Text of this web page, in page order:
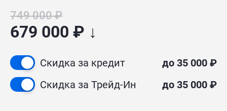
749 000 ₽
679 000 ₽ ↓
Скидка за кредит
до 35 000 ₽
Скидка за Трейд-Ин
до 35 000 ₽